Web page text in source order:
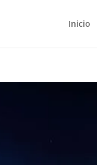
Inicio